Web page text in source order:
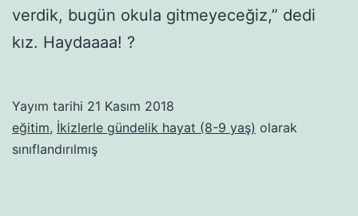
verdik, bugün okula gitmeyeceğiz,” dedi
kız. Haydaaaa! ?
Yayım tarihi 21 Kasım 2018
eğitim, İkizlerle gündelik hayat (8-9 yaş) olarak
sınıflandırılmış